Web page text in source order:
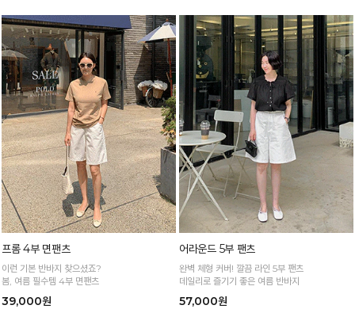
프롬 4부 면팬츠
이런 기본 반바지 찾으셨죠?
봄, 여름 필수템 4부 면팬츠
39,000원
어라운드 5부 팬츠
완벽 체형 커버! 깔끔 라인 5부 팬츠
데일리로 즐기기 좋은 여름 반바지
57,000원